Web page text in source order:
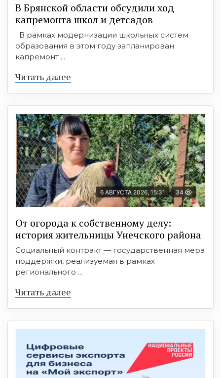
В Брянской области обсудили ход
капремонта школ и детсадов
В рамках модернизации школьных систем
образования в этом году запланирован
капремонт ...
Читать далее
6 АВГУСТА 2026, 15:31 34
От огорода к собственному делу:
история жительницы Унечского района
Социальный контракт — государственная мера
поддержки, реализуемая в рамках
регионального ...
Читать далее